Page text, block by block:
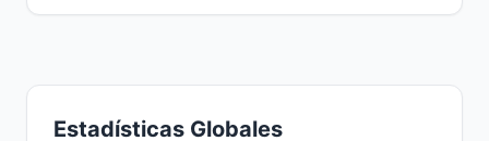
Estadísticas Globales